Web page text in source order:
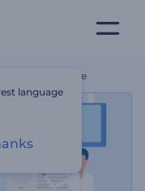
De Saúde
language